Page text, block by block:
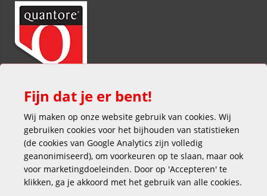
Veilig en gemakkelijk betalen
Fijn dat je er bent!
Wij maken op onze website gebruik van cookies. Wij
gebruiken cookies voor het bijhouden van statistieken
(de cookies van Google Analytics zijn volledig
geanonimiseerd), om voorkeuren op te slaan, maar ook
voor marketingdoeleinden. Door op 'Accepteren' te
klikken, ga je akkoord met het gebruik van alle cookies.